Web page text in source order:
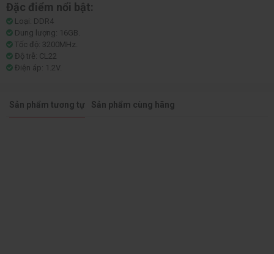
Đặc điểm nổi bật:
Loại: DDR4
Dung lượng: 16GB.
Tốc độ: 3200MHz.
Độ trễ: CL22
Điện áp: 1.2V.
Sản phẩm tương tự Sản phẩm cùng hãng